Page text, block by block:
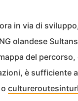
in via di
olandese
del percorso,
è sufficiente
o